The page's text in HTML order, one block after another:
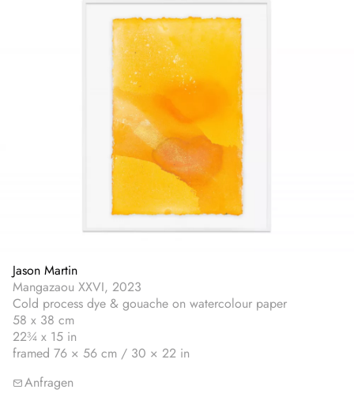
Jason Martin
Mangazaou XXVI, 2023
Cold process dye & gouache on watercolour paper
58 x 38 cm
22¾ x 15 in
framed 76 × 56 cm / 30 × 22 in
Anfragen